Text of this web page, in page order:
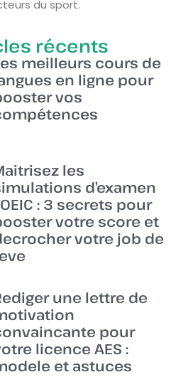
du sport.
récents
meilleurs cours de
en ligne pour
vos
les
d’examen
: 3 secrets pour
votre score et
votre job de
une lettre de
pour
licence AES :
et astuces